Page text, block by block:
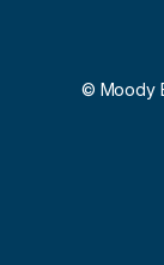
© Moody